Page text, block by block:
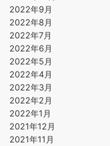
2022年9月
2022年8月
2022年7月
2022年6月
2022年5月
2022年4月
2022年3月
2022年2月
2022年1月
2021年12月
2021年11月